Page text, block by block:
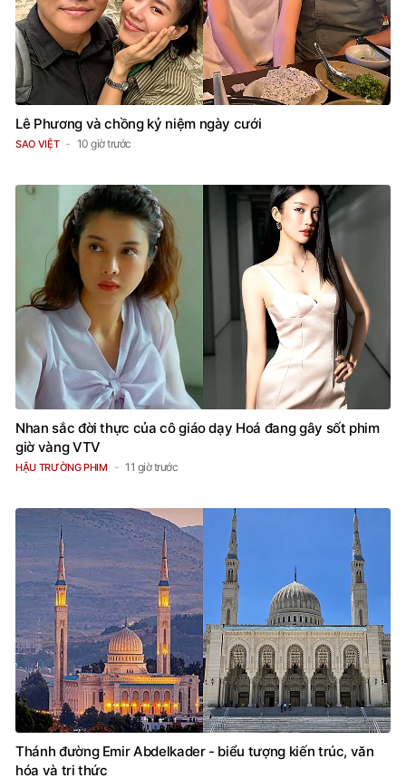
Lê Phương và chồng kỷ niệm ngày cưới
SAO VIỆT 10 giờ trước
Nhan sắc đời thực của cô giáo dạy Hoá đang gây sốt phim
giờ vàng VTV
HẬU TRƯỜNG PHIM 11 giờ trước
Thánh đường Emir Abdelkader - biểu tượng kiến trúc, văn
hóa và tri thức